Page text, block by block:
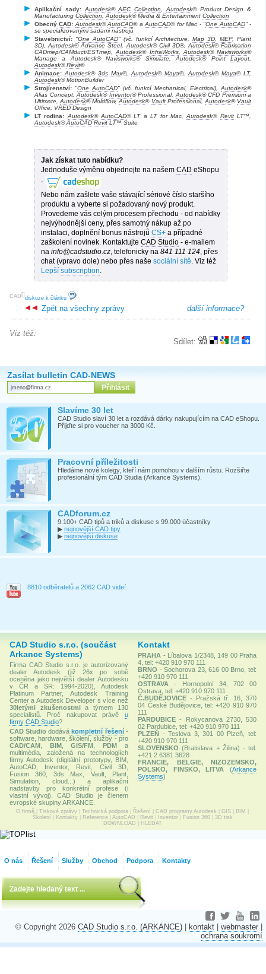
Aplikační sady: Autodesk®AEC Collection Autodesk® Product Design &
Manufacturing Collection Autodesk® Media & Entertainment Collection
ObecnýCAD: Autodesk®AutoCAD® aAutoCAD® for Mac - "One AutoCAD" -
se specializovanými sadami nástrojů
Stavebnictví: "One AutoCAD" (vč. funkcí Architecture,Map 3D ,MEP, Plant
3D),Autodesk®Advance Steel, Autodesk® Civil 3D®, Autodesk® Fabrication
CADmep/CAMduct/ESTmep,Autodesk® InfraWorks, Autodesk® Navisworks®
Manage a Autodesk®Navisworks® Simulate,Autodesk® PointLayout
Autodesk®Revit®
Animace: Autodesk® 3ds Max®, Autodesk® Maya®, Autodesk® Maya® LT,
Autodesk® MotionBuilder
Strojírenství: "One AutoCAD" (vč. funkcí Mechanical, Electrical),Autodesk®
Alias Concept, Autodesk® Inventor® Professional, Autodesk® CFD Premium a
Ultimate,Autodesk® Moldflow,Autodesk® VaultProfessional, Autodesk® Vault
Office, VRED Design
LT rodina: Autodesk®AutoCAD® LT a LT for Mac,Autodesk® RevitLT™,
Autodesk®AutoCAD Revit LT™ Suite
Jak získat tuto nabídku?
Jednoduše výměnu objednejte na našem CAD eShopu
-
Nebo nám zašlete vaše stávající sériové číslo staršího
produktu a vyberte si požadovaný nový produkt.
Provedeme vás celým procesem přechodu - od nabídky
nejvýhodnější ceny, přes samotný nákup až po
instalaci, doplnění bonus nástrojů CS+a případné
zaškolení novinek. Kontaktujte CAD Studio- e-mailem
na info@cadstudio.cz, telefonicky na 841 111 124, přes
chat (vpravo dole) nebo přes naše sociální sítě . Viz též
Lepší subscription
[
CAD ]
diskuze k článku
další informace?
Zpět na všechny zprávy
Sdílet:
Viz též:
Zasílat bulletin CAD-NEWS
Slavíme 30 let
CAD Studio slaví 30 let a rozdává dárky nakupujícím na CAD eShopu.
Přijďte si pro voucher na 3000 Kč.
Pracovní příležitosti
Hledáme nové kolegy, kteří nám pomohou v dalším růstu. Rozšiřte
profesionální tým CAD Studia (Arkance Systems).
CADforum.cz
9.100+ CAD tipů a triků a diskuse s 99.000 účastníky
▶ nejnovější CAD tipy
▶ nejnovější diskuse
8810 odběratelů a 2062 CAD videí
CAD Studio s.r.o. (součást
Arkance Systems)
Firma CAD Studio s.r.o. je autorizovaný
dealer Autodesk (již 26x po sobě
oceněna jako největší dealer Autodesku
v ČR a SR: 1994-2020), Autodesk
Platinum Partner, Autodesk Training
Center a Autodesk Developer s více než
30letými zkušenostmia týmem 130
specialistů. Proč nakupovat právě u
firmy CAD Studio?
CAD Studio dodávákompletní řešení-
software, hardware, školení, služby - pro
CAD/CAM
BIM,GIS/FM ,PDM a
multimédia, založená na technologiích
firmy Autodesk (digitální prototypy, BIM,
AutoCAD, Inventor, Revit, Civil 3D,
Fusion 360, 3ds Max, Vault, Plant,
Simulation, cloud...) a aplikační
nadstavby pro konkrétní profese (i
vlastní vývoj). CAD Studio je členem
evropské skupiny ARKANCE.
Kontakt
PRAHA - Líbalova 1/2348, 149 00 Praha
4, tel: +420 910 970 111
BRNO - Sochorova 23, 616 00 Brno, tel:
+420 910 970 111
OSTRAVA
- Hornopolní 34, 702 00
Ostrava, tel: +420 910 970 111
Č.BUDĚJOVICE - Pražská tř. 16, 370
04 České Budějovice, tel: +420 910 970
111
PARDUBICE - Rokycanova 2730, 530
02 Pardubice, tel: +420 910 970 111
PLZEŇ - Teslova 3, 301 00 Plzeň, tel:
+420 910 970 111
SLOVENSKO (Bratislava + Žilina) - tel.
+421 2 6381 3628
FRANCIE, BELGIE, NIZOZEMSKO,
POLSKO, FINSKO, LITVA
(Arkance
Systems)
O firmě Tiskové zprávy Technická podpora Řešení CAD programy Autodesk GIS BIM
Školení
Kontakty Reference| AutoCAD Revit Inventor| Fusion 360| 3D tisk
DOWNLOAD
HLEDAT
O nás Řešení Služby Obchod Podpora Kontakty
© Copyright 2026 CAD Studio s.r.o. (ARKANCE) kontakt webmaster
ochrana soukromí